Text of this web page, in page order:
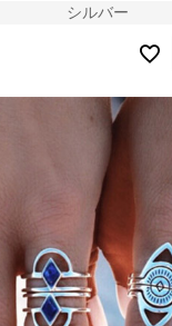
シルバー